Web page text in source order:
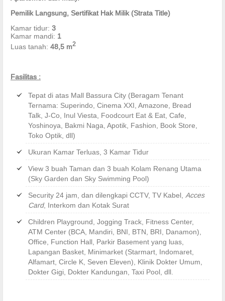
Pemilik Langsung, Sertifikat Hak Milik (Strata Title)
Kamar tidur: 3
Kamar mandi: 1
Luas tanah: 48,5 m2
Fasilitas :
Tepat di atas Mall Bassura City (Beragam Tenant
Ternama: Superindo, Cinema XXI, Amazone, Bread
Talk, J-Co, Inul Viesta, Foodcourt Eat & Eat, Cafe,
Yoshinoya, Bakmi Naga, Apotik, Fashion, Book Store,
Toko Optik, dll)
Ukuran Kamar Terluas, 3 Kamar Tidur
View 3 buah Taman dan 3 buah Kolam Renang Utama
(Sky Garden dan Sky Swimming Pool)
Security 24 jam, dan dilengkapi CCTV, TV Kabel, Acces
Card, Interkom dan Kotak Surat
Children Playground, Jogging Track, Fitness Center,
ATM Center (BCA, Mandiri, BNI, BTN, BRI, Danamon),
Office, Function Hall, Parkir Basement yang luas,
Lapangan Basket, Minimarket (Starmart, Indomaret,
Alfamart, Circle K, Seven Eleven), Klinik Dokter Umum,
Dokter Gigi, Dokter Kandungan, Taxi Pool, dll.